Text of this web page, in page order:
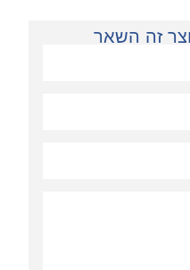
זה השאר